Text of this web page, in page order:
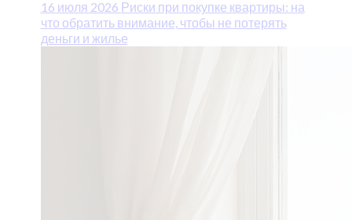
16 июля 2026 Риски при покупке квартиры: на
что обратить внимание, чтобы не потерять
деньги и жилье